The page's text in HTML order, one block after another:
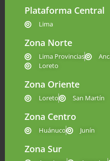
Plataforma Central
Lima
Zona Norte
Lima Provincias
Loreto
Zona Oriente
Loreto San Martín
Zona Centro
Huánuco Junín
Zona Sur